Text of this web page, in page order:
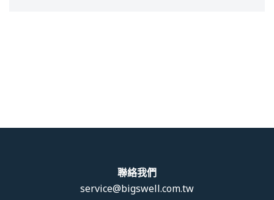
聯絡我們
service@bigswell.com.tw